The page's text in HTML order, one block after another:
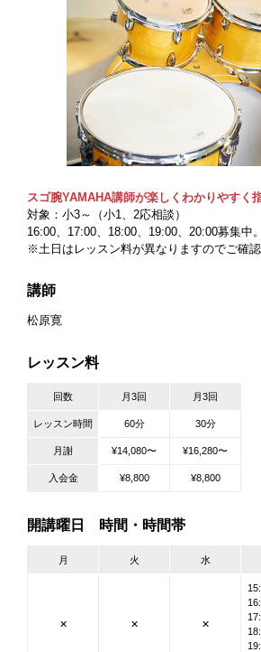
スゴ腕YAMAHA講師が楽しくわかりやすく
対象：小3～（小1、2応相談）
16:00、17:00、18:00、19:00、20:00募集中。
※土日はレッスン料が異なりますのでご確認
講師
松原寛
レッスン料
回数 月3回 月3回
レッスン時間 60分 30分
月謝 ¥14,080〜 ¥16,280〜
入会金 ¥8,800 ¥8,800
開講曜日 時間・時間帯
月 火 水
✕ ✕ ✕